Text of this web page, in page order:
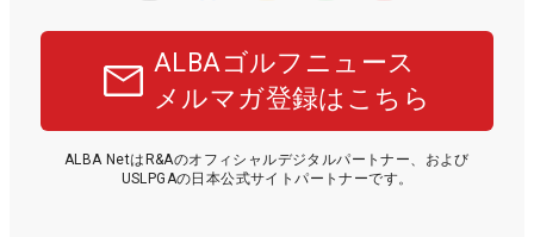
ALBAゴルフニュース
メルマガ登録はこちら
ALBA NetはR&Aのオフィシャルデジタルパートナー、および
USLPGAの日本公式サイトパートナーです。